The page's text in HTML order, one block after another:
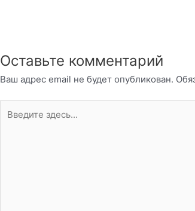
Оставьте комментарий
Ваш адрес email не будет опубликован.
здесь...